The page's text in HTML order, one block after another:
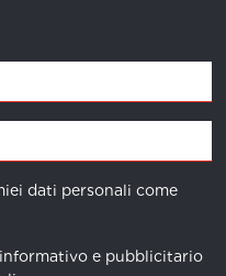
dati personali come
e pubblicitario